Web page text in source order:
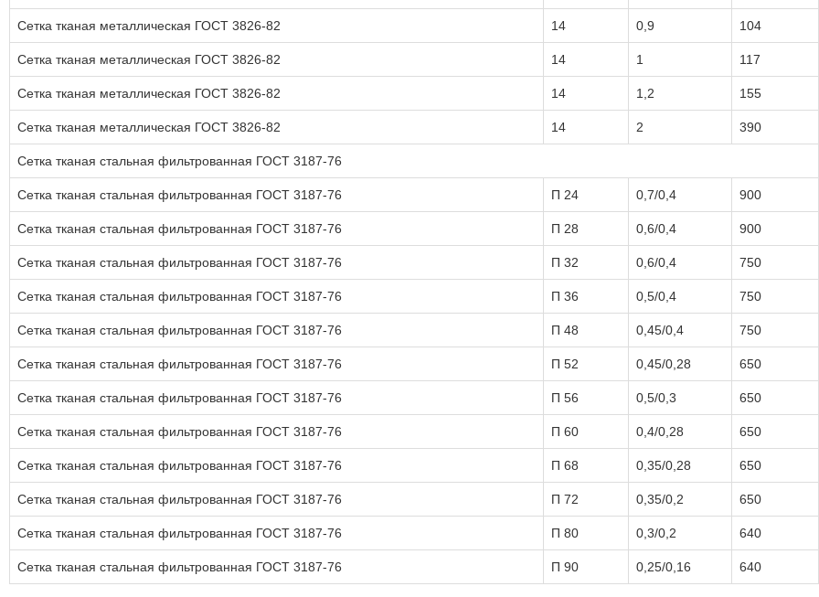
Сетка тканая металлическая ГОСТ 3826-82 14 0,9 104
Сетка тканая металлическая ГОСТ 3826-82 14 1 117
Сетка тканая металлическая ГОСТ 3826-82 14 1,2 155
Сетка тканая металлическая ГОСТ 3826-82 14 2 390
Сетка тканая стальная фильтрованная ГОСТ 3187-76
Сетка тканая стальная фильтрованная ГОСТ 3187-76 П 24 0,7/0,4 900
Сетка тканая стальная фильтрованная ГОСТ 3187-76 П 28 0,6/0,4 900
Сетка тканая стальная фильтрованная ГОСТ 3187-76 П 32 0,6/0,4 750
Сетка тканая стальная фильтрованная ГОСТ 3187-76 П 36 0,5/0,4 750
Сетка тканая стальная фильтрованная ГОСТ 3187-76 П 48 0,45/0,4 750
Сетка тканая стальная фильтрованная ГОСТ 3187-76 П 52 0,45/0,28 650
Сетка тканая стальная фильтрованная ГОСТ 3187-76 П 56 0,5/0,3 650
Сетка тканая стальная фильтрованная ГОСТ 3187-76 П 60 0,4/0,28 650
Сетка тканая стальная фильтрованная ГОСТ 3187-76 П 68 0,35/0,28 650
Сетка тканая стальная фильтрованная ГОСТ 3187-76 П 72 0,35/0,2 650
Сетка тканая стальная фильтрованная ГОСТ 3187-76 П 80 0,3/0,2 640
Сетка тканая стальная фильтрованная ГОСТ 3187-76 П 90 0,25/0,16 640